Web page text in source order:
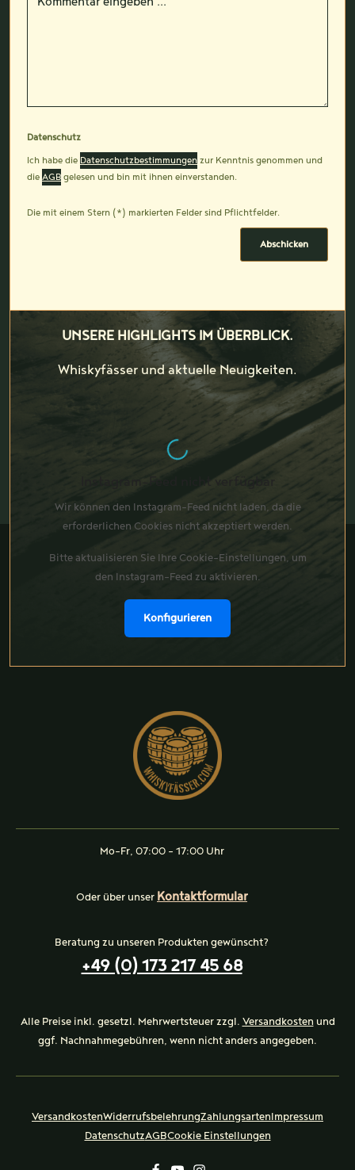
Datenschutz
Ich habe die Datenschutzbestimmungen zur Kenntnis genommen und
die AGB gelesen und bin mit ihnen einverstanden.
Die mit einem Stern (*) markierten Felder sind Pflichtfelder.
Abschicken
UNSERE HIGHLIGHTS IM ÜBERBLICK.
Whiskyfässer und aktuelle Neuigkeiten.
Instagram-Feed nicht verfügbar
Wir können den Instagram-Feed nicht laden, da die
erforderlichen Cookies nicht akzeptiert werden.
Bitte aktualisieren Sie Ihre Cookie-Einstellungen, um
den Instagram-Feed zu aktivieren.
Konfigurieren
Mo-Fr, 07:00 - 17:00 Uhr
Oder über unser Kontaktformular
Beratung zu unseren Produkten gewünscht?
+49 (0) 173 217 45 68
Alle Preise inkl. gesetzl. Mehrwertsteuer zzgl. Versandkosten und
ggf. Nachnahmegebühren, wenn nicht anders angegeben.
VersandkostenWiderrufsbelehrungZahlungsartenImpressum
DatenschutzAGBCookie Einstellungen